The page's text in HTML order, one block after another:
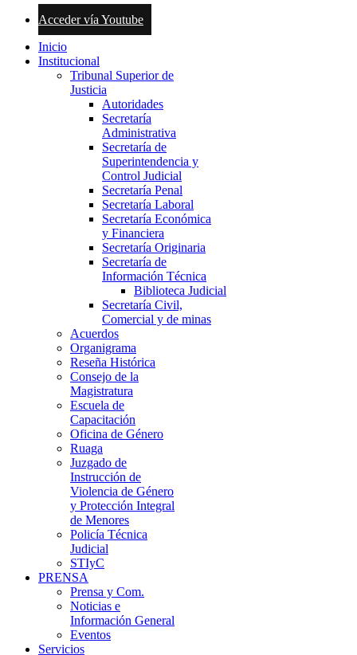
Acceder vía Youtube
Inicio
Institucional
Tribunal Superior de
Justicia
Autoridades
Secretaría
Administrativa
Secretaría de
Superintendencia y
Control Judicial
Secretaría Penal
Secretaría Laboral
Secretaría Económica
y Financiera
Secretaría Originaria
Secretaría de
Información Técnica
Biblioteca Judicial
Secretaría Civil,
Comercial y de minas
Acuerdos
Organigrama
Reseña Histórica
Consejo de la
Magistratura
Escuela de
Capacitación
Oficina de Género
Ruaga
Juzgado de
Instrucción de
Violencia de Género
y Protección Integral
de Menores
Policía Técnica
Judicial
STIyC
PRENSA
Prensa y Com.
Noticias e
Información General
Eventos
Servicios